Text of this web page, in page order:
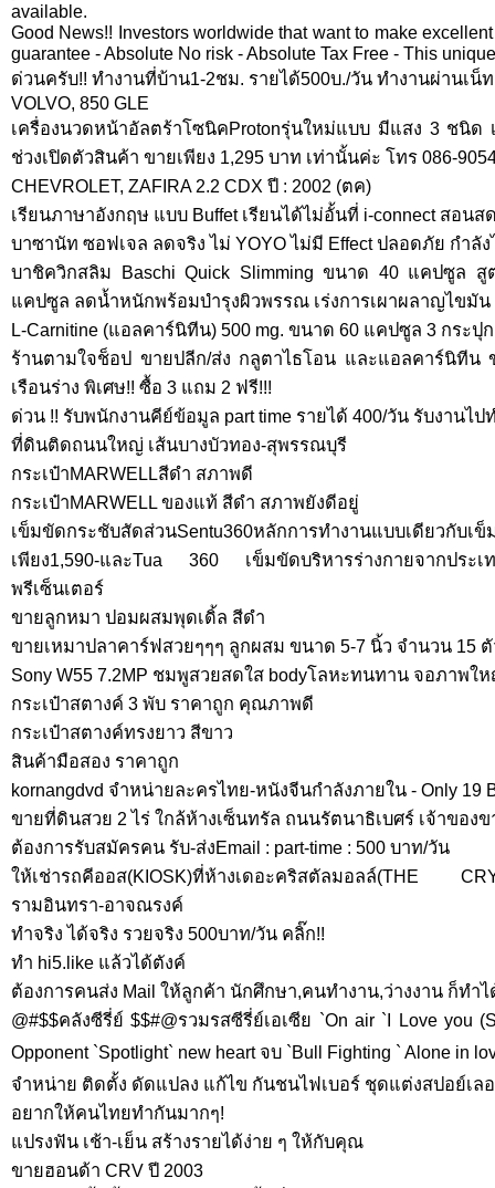
available.
Good News!! Investors worldwide that want to make
guarantee - Absolute No risk - Absolute Tax Free - This
ด่วนครับ!! ทำงานที่บ้าน1-2ชม. รายได้500บ./วัน ทำงานผ่านเน็ท
VOLVO, 850 GLE
เครื่องนวดหน้าอัลตร้าโซนิคProtonรุ่นใหม่แบบ มีแสง 3 ชนิ
ช่วงเปิดตัวสินค้า ขายเพียง 1,295 บาท เท่านั้นค่ะ โทร 086-
CHEVROLET, ZAFIRA 2.2 CDX ปี : 2002 (ตค)
เรียนภาษาอังกฤษ แบบ Buffet เรียนได้ไม่อั้นที่ i-connect สอน
บาซานัท ซอฟเจล ลดจริง ไม่ YOYO ไม่มี Effect ปลอดภัย กำ
บาชิควิกสลิม Baschi Quick Slimming ขนาด 40 แคปซูล สู
แคปซูล ลดน้ำหนักพร้อมบำรุงผิวพรรณ เร่งการเผาผลาญไขมัน
L-Carnitine (แอลคาร์นิทีน) 500 mg. ขนาด 60 แคปซูล 3 กระปุก
ร้านตามใจช็อป ขายปลีก/ส่ง กลูตาไธโอน และแอลคาร์นิทีน
เรือนร่าง พิเศษ!! ซื้อ 3 แถม 2 ฟรี!!!
ด่วน !! รับพนักงานคีย์ข้อมูล part time รายได้ 400/วัน รับงานไ
ที่ดินติดถนนใหญ่ เส้นบางบัวทอง-สุพรรณบุรี
กระเป๋าMARWELLสีดำ สภาพดี
กระเป๋าMARWELL ของแท้ สีดำ สภาพยังดีอยู่
เข็มขัดกระชับสัดส่วนSentu360หลักการทำงานแบบเดียวกับเ
เพียง1,590-และTua 360 เข็มขัดบริหารร่างกายจากป
พรีเซ็นเตอร์
ขายลูกหมา ปอมผสมพุดเดิ้ล สีดำ
ขายเหมาปลาคาร์ฟสวยๆๆๆ ลูกผสม ขนาด 5-7 นิ้ว จำนวน 15
Sony W55 7.2MP ชมพูสวยสดใส bodyโลหะทนทาน จอภาพใ
กระเป๋าสตางค์ 3 พับ ราคาถูก คุณภาพดี
กระเป๋าสตางค์ทรงยาว สีขาว
สินค้ามือสอง ราคาถูก
kornangdvd จำหน่ายละครไทย-หนังจีนกำลังภายใน - Only 19
ขายที่ดินสวย 2 ไร่ ใกล้ห้างเซ็นทรัล ถนนรัตนาธิเบศร์ เจ้าของข
ต้องการรับสมัครคน รับ-ส่งEmail : part-time : 500 บาท/วัน
ให้เช่ารถคีออส(KIOSK)ที่ห้างเดอะคริสตัลมอลล์(THE
รามอินทรา-อาจณรงค์
ทำจริง ได้จริง รวยจริง 500บาท/วัน คลิ๊ก!!
ทำ hi5.like แล้วได้ตังค์
ต้องการคนส่ง Mail ให้ลูกค้า นักศึกษา,คนทำงาน,ว่างงาน ก็ทำไ
@#$$คลังซีรี่ย์ $$#@รวมรสซีรี่ย์เอเซีย `On air `I Love you
Opponent `Spotlight` new heart จบ `Bull Fighting ` Alone in
จำหน่าย ติดตั้ง ดัดแปลง แก้ไข กันชนไฟเบอร์ ชุดแต่งสปอย์เล
อยากให้คนไทยทำกันมากๆ!
แปรงฟัน เช้า-เย็น สร้างรายได้ง่าย ๆ ให้กับคุณ
ขายฮอนด้า CRV ปี 2003